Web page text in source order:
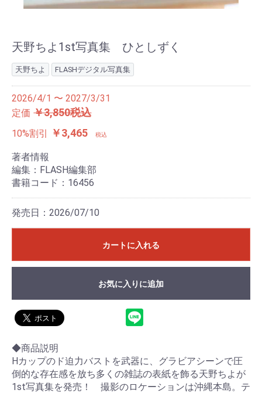
天野ちよ1st写真集 ひとしずく
天野ちよ FLASHデジタル写真集
2026/4/1 〜 2027/3/31
定価 ￥3,850税込
10%割引 ￥3,465 税込
著者情報
編集：FLASH編集部
書籍コード：16456
発売日：2026/07/10
カートに入れる
お気に入りに追加
◆商品説明
Hカップのド迫力バストを武器に、グラビアシーンで圧
倒的な存在感を放ち多くの雑誌の表紙を飾る天野ちよが
1st写真集を発売！ 撮影のロケーションは沖縄本島。テ